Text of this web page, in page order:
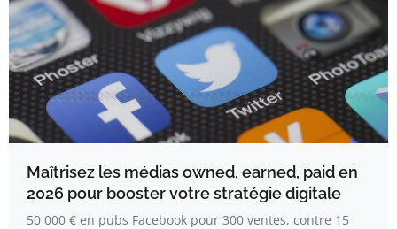
Maîtrisez les médias owned, earned, paid en
2026 pour booster votre stratégie digitale
50 000 € en pubs Facebook pour 300 ventes, contre 15